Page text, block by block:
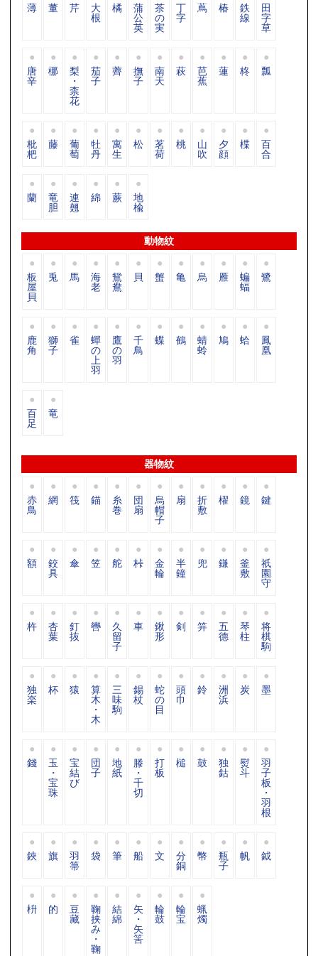
薄 董 芹 大
根
橘 蒲
公
英
茶
の
実
丁
字
蔦 椿 鉄
線
田
字
草
唐
辛
梛 梨
・
柰
花
茄
子
薺 撫
子
南
天
萩 芭
蕉
蓮 柊 瓢
枇
杷
藤 葡
萄
牡
丹
寓
生
松 茗
荷
桃 山
吹
夕
顔
楪 百
合
蘭 竜
胆
連
翹
綿 蕨 地
楡
動物紋
板
屋
貝
兎 馬 海
老
鴛
鴦
貝 蟹 亀 烏 雁 蝙
蝠
鷺
鹿
角
獅
子
雀 蟬
の
上
羽
鷹
の
羽
千
鳥
蝶 鶴 蜻
蛉
鳩 蛤 鳳
凰
百
足
竜
器物紋
赤
鳥
網 筏 錨 糸
巻
団
扇
烏
帽
子
扇 折
敷
櫂 鏡 鍵
額 鉸
具
傘 笠 舵 桛 金
輪
半
鐘
兜 鎌 釜
敷
祇
園
守
杵 杏
葉
釘
抜
轡 久
留
子
車 鍬
形
剣 笄 五
德
琴
柱
将
棋
駒
独
楽
杯 猿 算
木
・
木
三
味
駒
錫
杖
蛇
の
目
頭
巾
鈴 洲
浜
炭 墨
錢 玉
・
宝
珠
宝
結
び
団
子
地
紙
滕
・
千
切
打
板
槌 鼓 独
鈷
熨
斗
羽
子
板
・
羽
根
鋏 旗 羽
箒
袋 筆 船 文 分
銅
幣 瓶
子
帆 鉞
枡 的 豆
藏
鞠
挟
み
・
鞠
結
綿
矢
・
矢
筈
輪
鼓
輪
宝
蝋
燭